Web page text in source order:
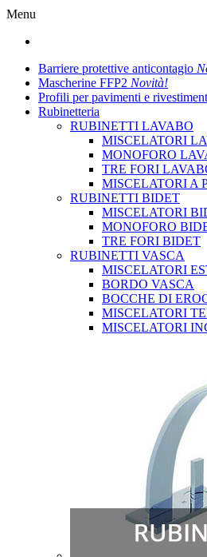
Menu
Barriere protettive anticontagio
Mascherine FFP2 Novità!
Profili per pavimenti e
Rubinetteria
RUBINETTI LAVABO
MISCELATORI
MONOFORO
TRE FORI
MISCELATORI A
RUBINETTI BIDET
MISCELATORI
MONOFORO
TRE FORI BIDET
RUBINETTI VASCA
MISCELATORI
BORDO VASCA
BOCCHE DI
MISCELATORI
MISCELATORI